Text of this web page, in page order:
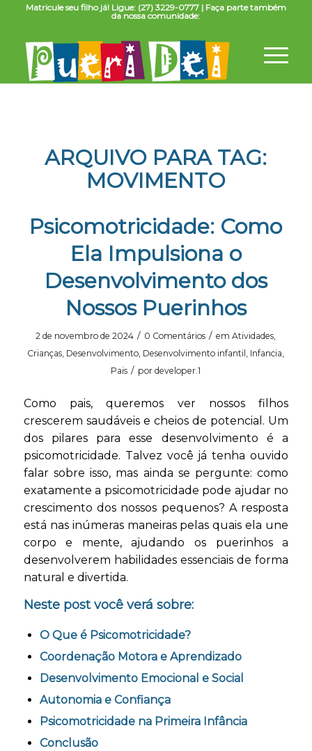
Matricule seu filho já! Ligue: (27) 3229-0777 | Faça parte também
da nossa comunidade:
ARQUIVO PARA TAG:
MOVIMENTO
Psicomotricidade: Como
Ela Impulsiona o
Desenvolvimento dos
Nossos Puerinhos
2 de novembro de 2024 / 0 Comentários / emAtividades,
Crianças, Desenvolvimento, Desenvolvimento infantil , Infancia,
Pais / pordeveloper.1
Como pais, queremos ver nossos filhos
crescerem saudáveis e cheios de potencial. Um
dos pilares para esse desenvolvimento é a
psicomotricidade. Talvez você já tenha ouvido
falar sobre isso, mas ainda se pergunte: como
exatamente a psicomotricidade pode ajudar no
crescimento dos nossos pequenos? A resposta
está nas inúmeras maneiras pelas quais ela une
corpo e mente, ajudando os puerinhos a
desenvolverem habilidades essenciais de forma
natural e divertida.
Neste post você verá sobre:
O Que é Psicomotricidade?
Coordenação Motora e Aprendizado
Desenvolvimento Emocional e Social
Autonomia e Confiança
Psicomotricidade na Primeira Infância
Conclusão